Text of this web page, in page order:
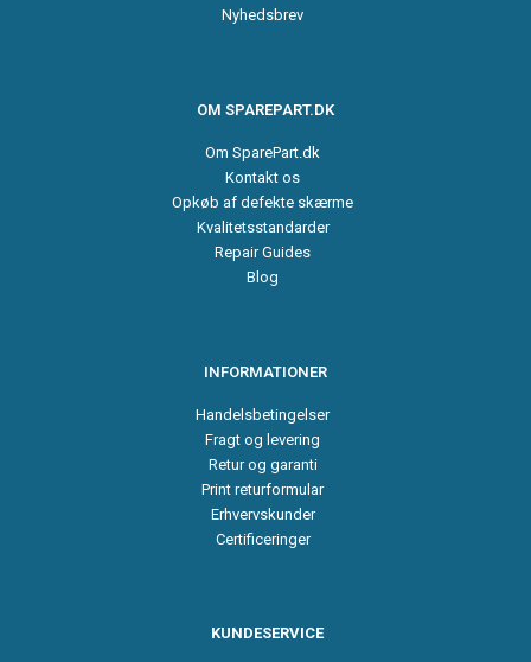
Nyhedsbrev
OM SPAREPART.DK
Om SparePart.dk
Kontakt os
Opkøb af defekte skærme
Kvalitetsstandarder
Repair Guides
Blog
INFORMATIONER
Handelsbetingelser
Fragt og levering
Retur og garanti
Print returformular
Erhvervskunder
Certificeringer
KUNDESERVICE